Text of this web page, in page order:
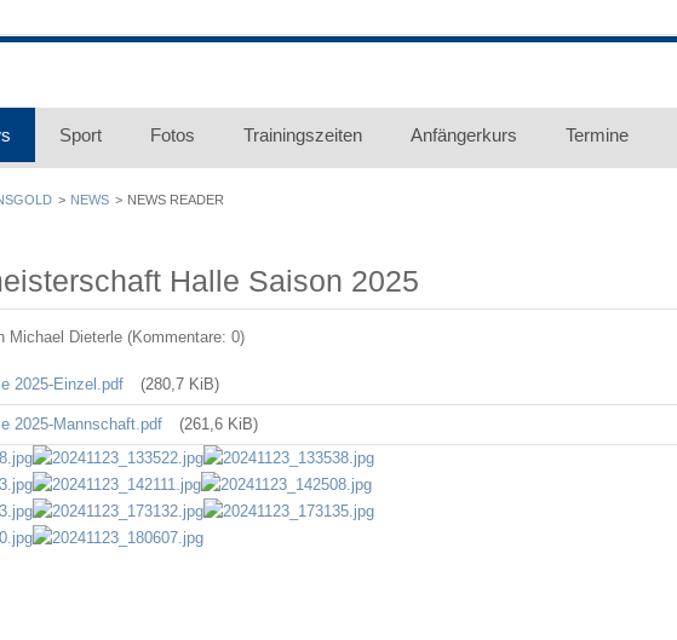
Sport Fotos Trainingszeiten Anfängerkurs Termine
NEWS NEWS READER
Halle Saison 2025
Michael Dieterle (Kommentare: 0)
2025-Einzel.pdf (280,7 KiB)
2025-Mannschaft.pdf (261,6 KiB)